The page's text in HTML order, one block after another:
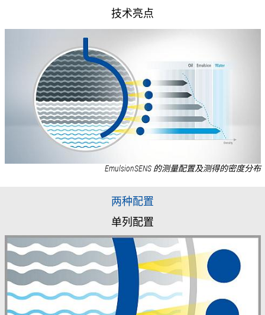
技术亮点
EmulsionSENS 的测量配置及测得的密度分布
两种配置
单列配置